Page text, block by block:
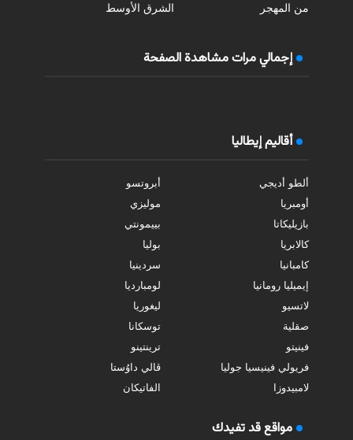
من المهجر الشرق الأوسط
إجمالي مرات مشاهدة الصفحة
أقاليم إيطاليا
ألطو أديجي
أبروتسو
أومبريا
موليزي
بازيليكاتا
بييمونتي
كالابريا
بوليا
كامبانيا
سردينيا
إيميليا رومانيا
لومبارديا
لاتسيو
ليغوريا
صقلية
توسكانا
فينيتو
ترينتينو
فريولي فينيسيا جوليا
ڤالي داوُستا
لامبيدوزا
الفاتيكان
مواقع قد تفيدك